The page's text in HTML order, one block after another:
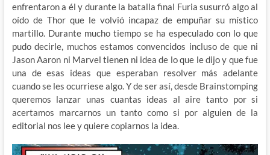
enfrentaron a él y durante la batalla final Furia susurró algo al
oído de Thor que le volvió incapaz de empuñar su místico
martillo. Durante mucho tiempo se ha especulado con lo que
pudo decirle, muchos estamos convencidos incluso de que ni
Jason Aaron ni Marvel tienen ni idea de lo que le dijo y que fue
una de esas ideas que esperaban resolver más adelante
cuando se les ocurriese algo. Y de ser así, desde Brainstomping
queremos lanzar unas cuantas ideas al aire tanto por si
acertamos marcarnos un tanto como si por alguien de la
editorial nos lee y quiere copiarnos la idea.